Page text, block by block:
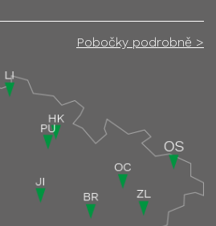
Pobočky podrobně >